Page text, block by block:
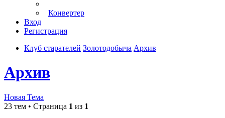
Конвертер
Вход
Регистрация
Клуб старателей Золотодобыча Архив
Архив
Новая Тема
23 тем • Страница 1 из 1